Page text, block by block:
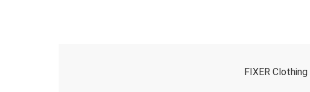
FIXER